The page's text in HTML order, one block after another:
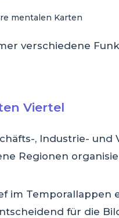
mentalen Karten
verschiedene
Viertel
, Industrie- und
Regionen
im Temporallappen
für die